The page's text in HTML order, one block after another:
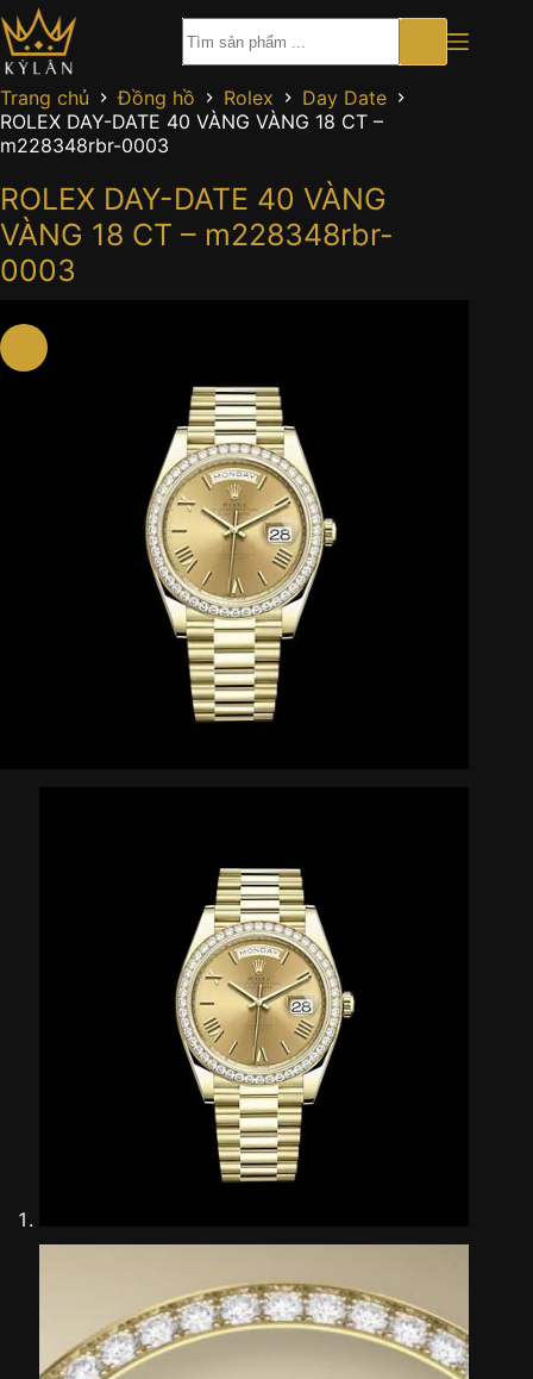
Chuyển
đến
phần
nội
dung
Trang chủ Đồng hồ Rolex
Day Date
ROLEX DAY-DATE 40 VÀNG VÀNG 18 CT –
m228348rbr-0003
ROLEX DAY-DATE 40 VÀNG
VÀNG 18 CT – m228348rbr-
0003